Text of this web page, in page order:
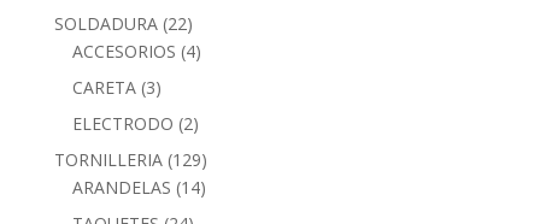
SOLDADURA (22)
ACCESORIOS (4)
CARETA (3)
ELECTRODO (2)
TORNILLERIA (129)
ARANDELAS (14)